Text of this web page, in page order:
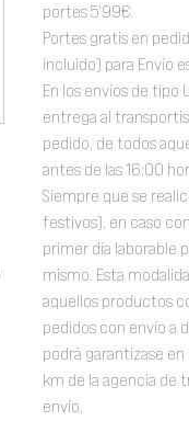
portes 5'99€.
Portes gratis en
incluido) para Envío
En los envíos de tipo
entrega al
pedido, de todos
antes de las 16:00
Siempre que se
festivos), en caso
primer día laborable
mismo. Esta
aquellos productos
pedidos con envío a
podrá garantizase
km de la agencia de
envío.